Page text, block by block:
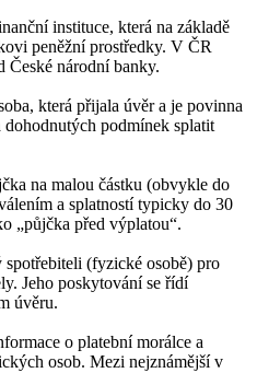
instituce, která na základě
peněžní prostředky. V ČR
České národní banky.
která přijala úvěr a je povinna
dohodnutých podmínek splatit
na malou částku (obvykle do
a splatností typicky do 30
„půjčka před výplatou“.
(fyzické osobě) pro
Jeho poskytování se řídí
úvěru.
o platební morálce a
osob. Mezi nejznámější v